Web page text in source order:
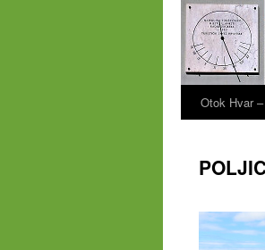
Otok Hvar